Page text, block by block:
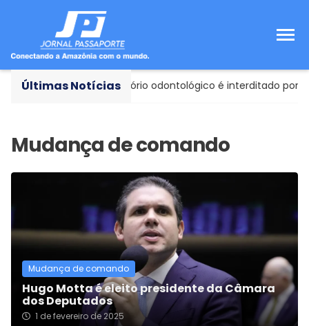
Últimas Notícias
Sanitária- Consultório odontológico é interditado por
Mudança de comando
Hugo Motta é eleito presidente da Câmara
dos Deputados
1 de fevereiro de 2025